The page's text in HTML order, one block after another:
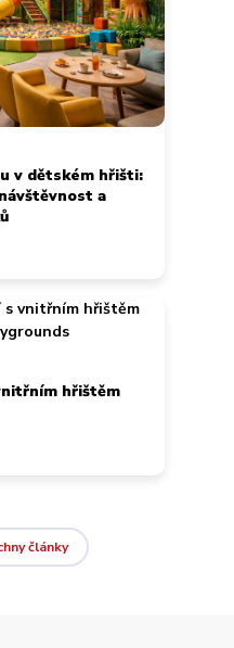
v dětském hřišti:
a
hřištěm
články